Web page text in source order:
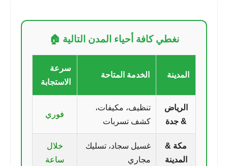
نغطي كافة أحياء المدن التالية 🏠
المدينة الخدمة المتاحة
سرعة
الاستجابة
الرياض
& جدة
تنظيف، مكيفات،
كشف تسربات
فوري
مكة &
المدينة
غسيل سجاد، تسليك
مجاري
خلال
ساعة